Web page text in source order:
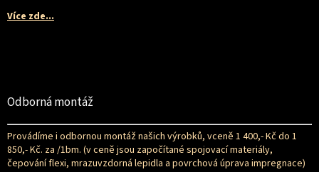
Více zde...
Odborná montáž
Provádíme i odbornou montáž našich výrobků, vceně 1 400,- Kč do 1
850,- Kč. za /1bm. (v ceně jsou započítané spojovací materiály,
čepování flexi, mrazuvzdorná lepidla a povrchová úprava impregnace)